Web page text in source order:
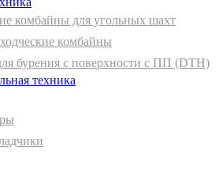
комбайны для угольных шахт
комбайны
бурения с поверхности с ПП (DTH)
техника